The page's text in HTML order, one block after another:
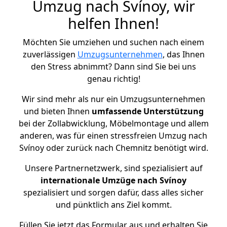
Umzug nach Svínoy, wir
helfen Ihnen!
Möchten Sie umziehen und suchen nach einem
zuverlässigen Umzugsunternehmen, das Ihnen
den Stress abnimmt? Dann sind Sie bei uns
genau richtig!
Wir sind mehr als nur ein Umzugsunternehmen
und bieten Ihnen umfassende Unterstützung
bei der Zollabwicklung, Möbelmontage und allem
anderen, was für einen stressfreien Umzug nach
Svínoy oder zurück nach Chemnitz benötigt wird.
Unsere Partnernetzwerk, sind spezialisiert auf
internationale Umzüge nach Svínoy
spezialisiert und sorgen dafür, dass alles sicher
und pünktlich ans Ziel kommt.